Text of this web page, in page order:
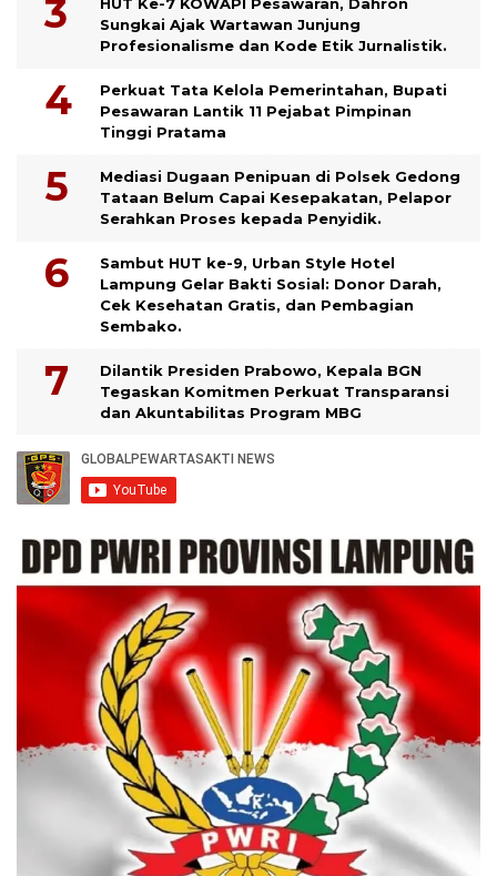
Sungkai Ajak Wartawan Junjung
Profesionalisme dan Kode Etik Jurnalistik.
Perkuat Tata Kelola Pemerintahan, Bupati
Pesawaran Lantik 11 Pejabat Pimpinan
Tinggi Pratama
Mediasi Dugaan Penipuan di Polsek Gedong
Tataan Belum Capai Kesepakatan, Pelapor
Serahkan Proses kepada Penyidik.
Sambut HUT ke-9, Urban Style Hotel
Lampung Gelar Bakti Sosial: Donor Darah,
Cek Kesehatan Gratis, dan Pembagian
Sembako.
Dilantik Presiden Prabowo, Kepala BGN
Tegaskan Komitmen Perkuat Transparansi
dan Akuntabilitas Program MBG